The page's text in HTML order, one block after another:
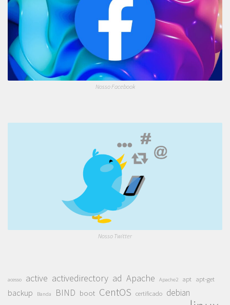
Nosso Facebook
Nosso Twitter
acesso active activedirectory ad Apache Apache2 apt apt-get
backup Banda BIND boot CentOS certificado debian